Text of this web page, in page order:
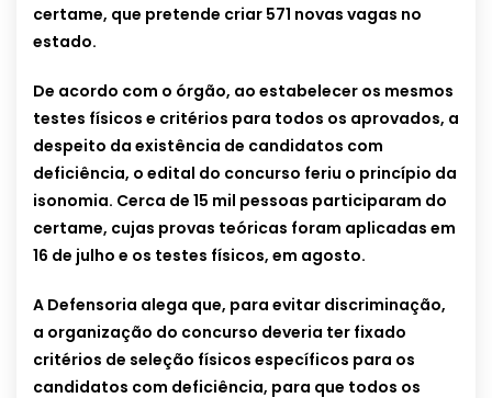
certame, que pretende criar 571 novas vagas no
estado.
De acordo com o órgão, ao estabelecer os mesmos
testes físicos e critérios para todos os aprovados, a
despeito da existência de candidatos com
deficiência, o edital do concurso feriu o princípio da
isonomia. Cerca de 15 mil pessoas participaram do
certame, cujas provas teóricas foram aplicadas em
16 de julho e os testes físicos, em agosto.
A Defensoria alega que, para evitar discriminação,
a organização do concurso deveria ter fixado
critérios de seleção físicos específicos para os
candidatos com deficiência, para que todos os